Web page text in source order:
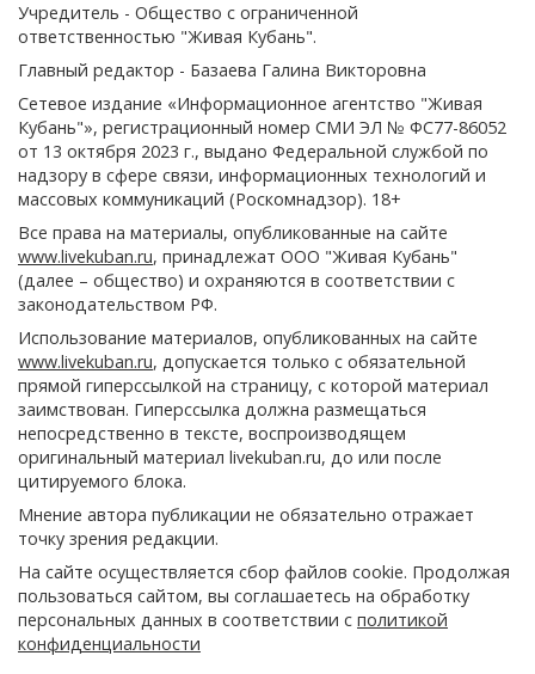
Учредитель - Общество с ограниченной
ответственностью "Живая Кубань".
Главный редактор - Базаева Галина Викторовна
Сетевое издание «Информационное агентство "Живая
Кубань"», регистрационный номер СМИ ЭЛ № ФС77-86052
от 13 октября 2023 г., выдано Федеральной службой по
надзору в сфере связи, информационных технологий и
массовых коммуникаций (Роскомнадзор). 18+
Все права на материалы, опубликованные на сайте
www.livekuban.ru, принадлежат ООО "Живая Кубань"
(далее – общество) и охраняются в соответствии с
законодательством РФ.
Использование материалов, опубликованных на сайте
www.livekuban.ru, допускается только с обязательной
прямой гиперссылкой на страницу, с которой материал
заимствован. Гиперссылка должна размещаться
непосредственно в тексте, воспроизводящем
оригинальный материал livekuban.ru, до или после
цитируемого блока.
Мнение автора публикации не обязательно отражает
точку зрения редакции.
На сайте осуществляется сбор файлов cookie. Продолжая
пользоваться сайтом, вы соглашаетесь на обработку
персональных данных в соответствии с политикой
конфиденциальности